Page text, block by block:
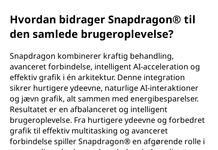
Hvordan bidrager Snapdragon® til
den samlede brugeroplevelse?
Snapdragon kombinerer kraftig behandling,
avanceret forbindelse, intelligent AI-acceleration og
effektiv grafik i én arkitektur. Denne integration
sikrer hurtigere ydeevne, naturlige AI-interaktioner
og jævn grafik, alt sammen med energibesparelser.
Resultatet er en afbalanceret og intelligent
brugeroplevelse. Fra hurtigere ydeevne og forbedret
grafik til effektiv multitasking og avanceret
forbindelse spiller Snapdragon® en afgørende rolle i